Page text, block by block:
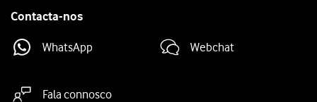
Contacta-nos
WhatsApp Webchat
Fala connosco